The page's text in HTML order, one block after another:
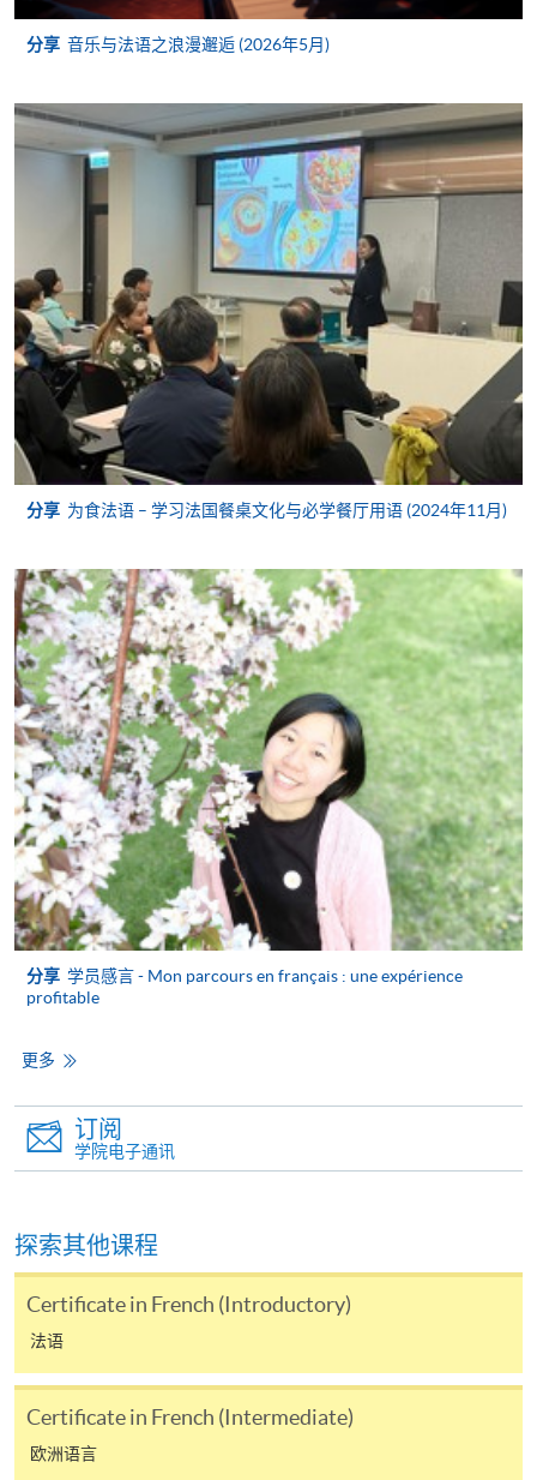
付款方法
(WeChat Pay) 或支付宝(Alipay)
申请人可亲临学院任何一所报名中心，以现金、「易
办事」、微信支付（WeChat Pay）或支付宝
（Alipay） 缴付学费。
如以划线支票或银行本票缴付，抬头请注明「香港大
学专业进修学院」。支票背面请写上课程名称及申请
人姓名。 阁下可：
亲临学院各报名中心递交划线支票、报名表格及有关
证明文件；
「报读课程」，惟学院对邮递失误而遗失的支票及个
3. VISA / Mastercard
申请人可亲临学院任何一所报名中心，以 VISA 或
Mastercard（包括「香港大学专业进修学院
Mastercard卡」）缴付学费。香港大学专业进修学院
Mastercard卡持有人，如报读课程满港币2,000元，可
享有十个月免息分期付款优惠，惟课程申请人必须为
信用卡持有人。详情请向学院报名中心职员查询。
4. 网上缴费服务
大部份公开招生的课程（以先到先得形式报名）及个
别学历颁授课程提供网上报名/注册服务，申请人可在
Mastercard缴付有关课程的报名费或学费。除上述支
员亦可以微信支付（Online WeChat Pay）、支付宝
参阅报名办法 -网上报名服务。
注意事项:
如报读课程将在五个工作天内开课，为免邮递延误报
免使用支票付款。
除由学院裁定的特殊情况（例如课程因报名人数不足
而取消）之外，一切已缴费用概不退还。如获学院批
支票或缴费灵（只限网上付款）方式缴交之款项，将
分享 音乐与法语之浪漫邂逅 (2026年5月)
分享 为食法语 – 学习法国餐桌文化与必学餐厅用语 (2024年11月)
分享 学员感言 - Mon parcours en français : une expérience
profitable
更多
订阅
学院电子通讯
探索其他课程
Certificate in French (Introductory)
法语
Certificate in French (Intermediate)
欧洲语言